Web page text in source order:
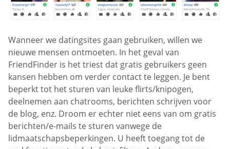
Wanneer we datingsites gaan gebruiken, willen we
nieuwe mensen ontmoeten. In het geval van
FriendFinder is het triest dat gratis gebruikers geen
kansen hebben om verder contact te leggen. Je bent
beperkt tot het sturen van leuke flirts/knipogen,
deelnemen aan chatrooms, berichten schrijven voor
de blog, enz. Droom er echter niet eens van om gratis
berichten/e-mails te sturen vanwege de
lidmaatschapsbeperkingen. U heeft toegang tot de